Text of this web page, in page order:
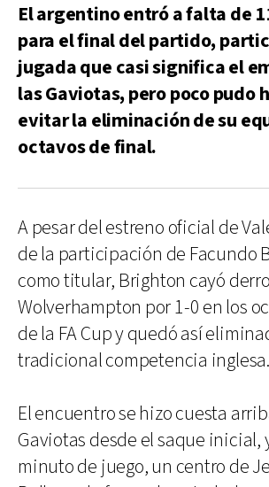
El argentino entró a falta de
para el final del partido,
jugada que casi significa el
las Gaviotas, pero poco pudo
evitar la eliminación de su
octavos de final.
A pesar del estreno oficial de
de la participación de Facundo
como titular, Brighton cayó
Wolverhampton por 1-0 en los
de la FA Cup y quedó así
tradicional competencia inglesa.
El encuentro se hizo cuesta
Gaviotas desde el saque inicial,
minuto de juego, un centro de